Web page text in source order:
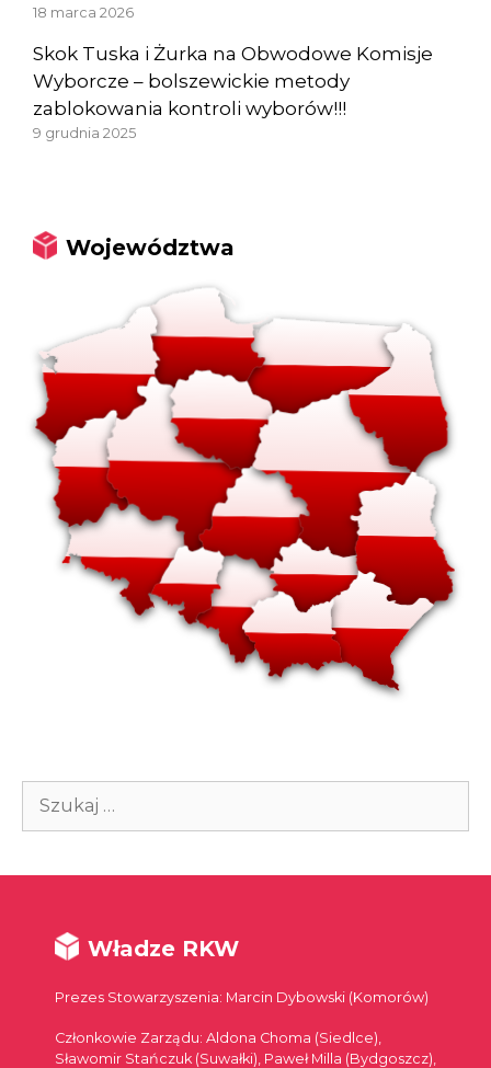
18 marca 2026
Skok Tuska i Żurka na Obwodowe Komisje
Wyborcze – bolszewickie metody
zablokowania kontroli wyborów!!!
9 grudnia 2025
Województwa
Szukaj:
Władze RKW
Prezes Stowarzyszenia: Marcin Dybowski (Komorów)
Członkowie Zarządu: Aldona Choma (Siedlce),
Sławomir Stańczuk (Suwałki), Paweł Milla (Bydgoszcz),